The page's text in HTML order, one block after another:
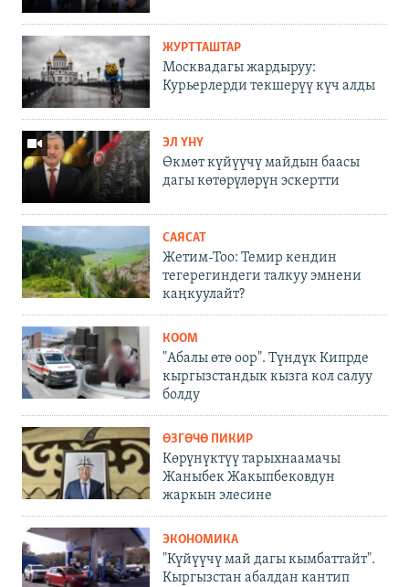
ЖУРТТАШТАР
Москвадагы жардыруу:
Курьерлерди текшерүү күч алды
ЭЛ ҮНҮ
Өкмөт күйүүчү майдын баасы
дагы көтөрүлөрүн эскертти
САЯСАТ
Жетим-Тоо: Темир кендин
тегерегиндеги талкуу эмнени
каңкуулайт?
КООМ
"Абалы өтө оор". Түндүк Кипрде
кыргызстандык кызга кол салуу
болду
ӨЗГӨЧӨ ПИКИР
Көрүнүктүү тарыхнаамачы
Жаныбек Жакыпбековдун
жаркын элесине
ЭКОНОМИКА
"Күйүүчү май дагы кымбаттайт".
Кыргызстан абалдан кантип